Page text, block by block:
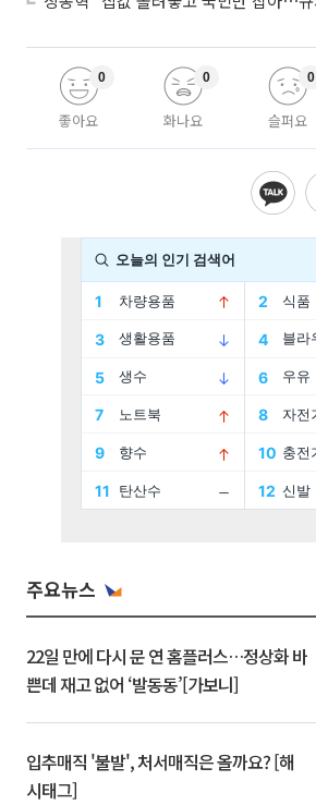
좋아요
0
화나요
0
슬퍼요
0
주요뉴스
22일 만에 다시 문 연 홈플러스…정상화 바
쁜데 재고 없어 ‘발동동’[가보니]
입추매직 '불발', 처서매직은 올까요? [해
시태그]